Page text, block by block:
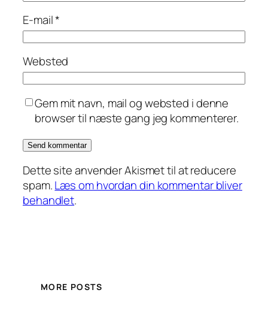
E-mail*
Websted
Gem mit navn, mail og websted i denne
browser til næste gang jeg kommenterer.
Dette site anvender Akismet til at reducere
spam.Læs om hvordan din kommentar bliver
behandlet.
MORE POSTS